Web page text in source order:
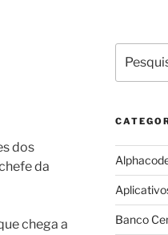
dos
da
chega a
por:
Banco